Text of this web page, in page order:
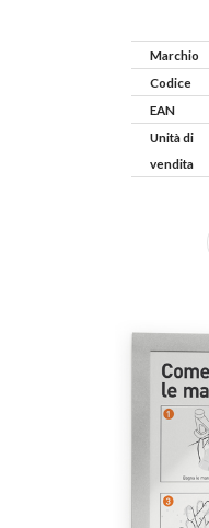
Marchio
Codice
EAN
Unità di
vendita